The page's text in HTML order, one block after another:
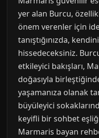
yer alan Burcu,
önem verenler için
tanıştığınızda,
hissedeceksiniz.
etkileyici bakışları,
doğasıyla
yaşamanıza olanak
büyüleyici
keyifli bir sohbet
Marmaris bayan